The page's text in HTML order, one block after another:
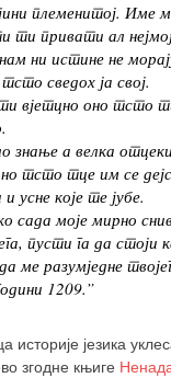
племенитој. Име
привати ал
ни истине не
сведох ја свој.
вјетцно оно тсто
знање а велка
тсто тце им се
усне које те јубе.
сада моје мирно
пусти га да стоји
ме разумједне
1209.”
историје језика
згодне књиге